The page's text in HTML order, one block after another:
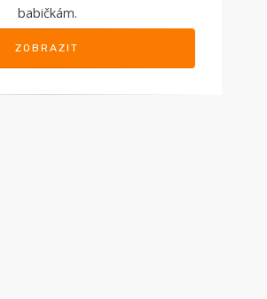
babičkám.
ZOBRAZIT